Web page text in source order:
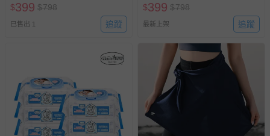
$399 $798
已售出 1 追蹤
$399 $798
最新上架 追蹤